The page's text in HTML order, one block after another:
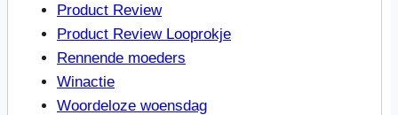
Product Review
Product Review Looprokje
Rennende moeders
Winactie
Woordeloze woensdag